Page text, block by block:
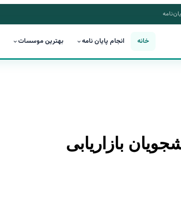
خانه انجام پایان نامه بهترین موسسات
بازاریابی